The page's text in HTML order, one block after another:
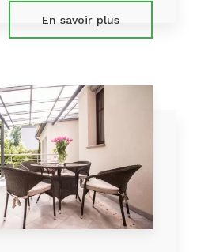
En savoir plus